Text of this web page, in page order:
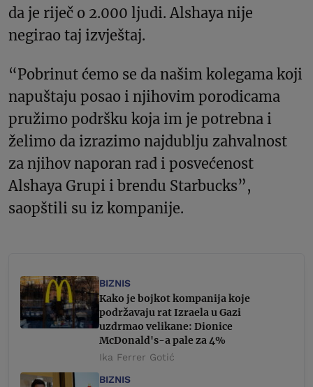
da je riječ o 2.000 ljudi. Alshaya nije
negirao taj izvještaj.
“Pobrinut ćemo se da našim kolegama koji
napuštaju posao i njihovim porodicama
pružimo podršku koja im je potrebna i
želimo da izrazimo najdublju zahvalnost
za njihov naporan rad i posvećenost
Alshaya Grupi i brendu Starbucks”,
saopštili su iz kompanije.
BIZNIS
Kako je bojkot kompanija koje
podržavaju rat Izraela u Gazi
uzdrmao velikane: Dionice
McDonald's-a pale za 4%
Ika Ferrer Gotić
BIZNIS